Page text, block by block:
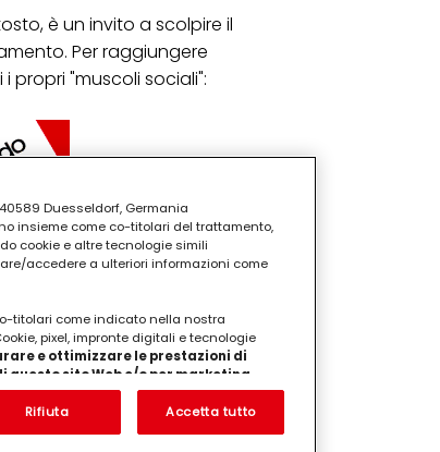
è un invito a scolpire il
Per raggiungere
propri "muscoli sociali":
Duesseldorf, Germania
insieme come co-titolari del trattamento,
cookie e altre tecnologie simili
accedere a ulteriori informazioni come
titolari come indicato nella nostra
pixel, impronte digitali e tecnologie
e ottimizzare le prestazioni di
sito Web e/o per marketing
commerciali con noi
acquisti dei nostri prodotti su siti Web di
individuali su di te che potrebbero essere
Rifiuta Accetta tutto